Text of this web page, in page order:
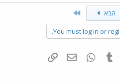
הבא
You must log in or
Pinterest
Tumblr
WhatsAppדואר אלקטרוני